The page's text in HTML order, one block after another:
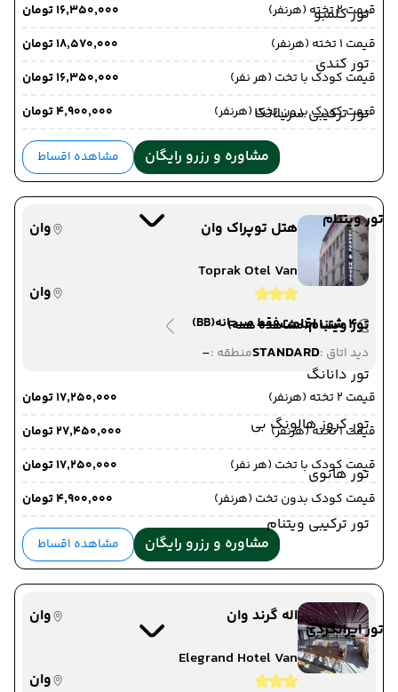
تور کلمبو
تور کندی
تور ترکیبی سریلانکا
تور ویتنام
تور ویتنام(مشاهده همه)
تور دانانگ
تور کروز هالونگ بی
تور هانوی
تور ترکیبی ویتنام
تور ایرانگردی
قیمت 2 تخته (هرنفر)
۱۶٬۳۵۰٬۰۰۰ تومان
قیمت 1 تخته (هرنفر)
۱۸٬۵۷۰٬۰۰۰ تومان
قیمت کودک با تخت (هر نفر)
۱۶٬۳۵۰٬۰۰۰ تومان
قیمت کودک بدون تخت (هرنفر)
۴٬۹۰۰٬۰۰۰ تومان
مشاوره و رزرو رایگان مشاهده اقساط
هتل توپراک وان
وان
Toprak Otel Van
وان
4 شب اقامت
فقط صبحانه(BB)
دید اتاق :STANDARDمنطقه :-
قیمت 2 تخته (هرنفر)
۱۷٬۲۵۰٬۰۰۰ تومان
قیمت 1 تخته (هرنفر)
۲۷٬۴۵۰٬۰۰۰ تومان
قیمت کودک با تخت (هر نفر)
۱۷٬۲۵۰٬۰۰۰ تومان
قیمت کودک بدون تخت (هرنفر)
۴٬۹۰۰٬۰۰۰ تومان
مشاوره و رزرو رایگان مشاهده اقساط
اله گرند وان
وان
Elegrand Hotel Van
وان